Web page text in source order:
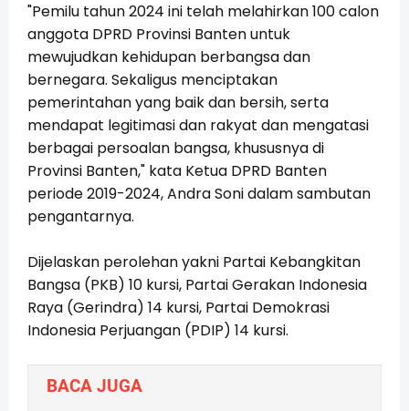
"Pemilu tahun 2024 ini telah melahirkan 100 calon
anggota DPRD Provinsi Banten untuk
mewujudkan kehidupan berbangsa dan
bernegara. Sekaligus menciptakan
pemerintahan yang baik dan bersih, serta
mendapat legitimasi dan rakyat dan mengatasi
berbagai persoalan bangsa, khususnya di
Provinsi Banten," kata Ketua DPRD Banten
periode 2019-2024, Andra Soni dalam sambutan
pengantarnya.
Dijelaskan perolehan yakni Partai Kebangkitan
Bangsa (PKB) 10 kursi, Partai Gerakan Indonesia
Raya (Gerindra) 14 kursi, Partai Demokrasi
Indonesia Perjuangan (PDIP) 14 kursi.
BACA JUGA